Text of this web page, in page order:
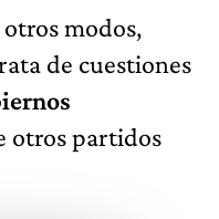
modos,
de cuestiones
otros partidos